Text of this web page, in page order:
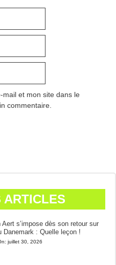
et mon site dans le
commentaire.
ARTICLES
Aert s’impose dès son retour sur
Danemark : Quelle leçon !
juillet 30, 2026